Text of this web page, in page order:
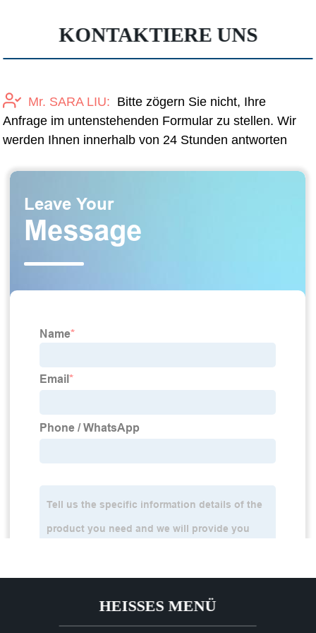
KONTAKTIERE UNS
Mr. SARA LIU: Bitte zögern Sie nicht, Ihre
Anfrage im untenstehenden Formular zu stellen. Wir
werden Ihnen innerhalb von 24 Stunden antworten
HEISSES MENÜ